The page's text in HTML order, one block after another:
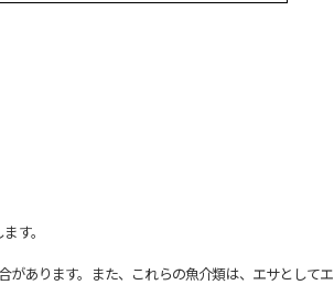
す。
ります。また、これらの魚介類は、エサとしてエ